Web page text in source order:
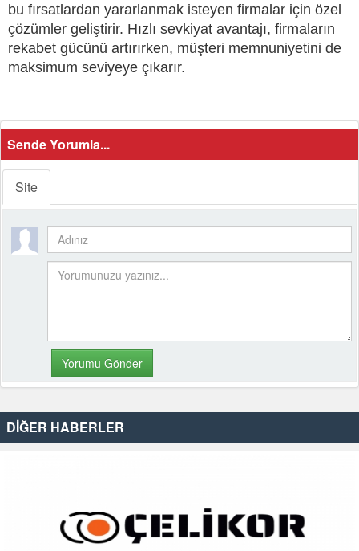
bu fırsatlardan yararlanmak isteyen firmalar için özel
çözümler geliştirir. Hızlı sevkiyat avantajı, firmaların
rekabet gücünü artırırken, müşteri memnuniyetini de
maksimum seviyeye çıkarır.
Sende Yorumla...
Site
DİĞER HABERLER